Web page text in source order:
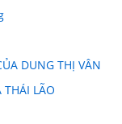
DUNG THỊ VÂN
THÁI LÃO